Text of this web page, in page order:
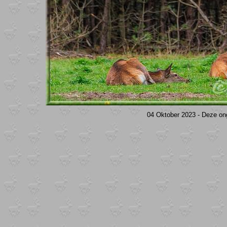
04 Oktober 2023 - Deze